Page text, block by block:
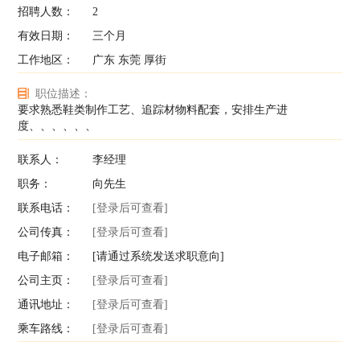
招聘人数：
2
有效日期：
三个月
工作地区：
广东 东莞 厚街
职位描述：
要求熟悉鞋类制作工艺、追踪材物料配套，安排生产进
度、、、、、、
联系人：
李经理
职务：
向先生
联系电话：
[登录后可查看]
公司传真：
[登录后可查看]
电子邮箱：
[请通过系统发送求职意向]
公司主页：
[登录后可查看]
通讯地址：
[登录后可查看]
乘车路线：
[登录后可查看]